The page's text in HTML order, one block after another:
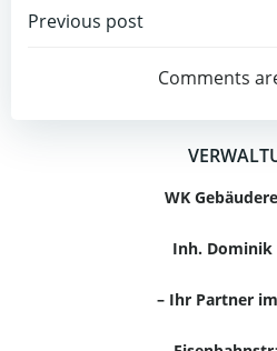
Previous post
Comments
WK
Inh. Dominik
– Ihr Partner